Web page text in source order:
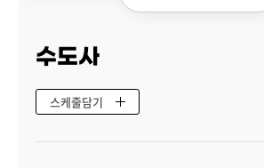
수도사
스케줄담기